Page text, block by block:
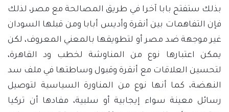
بذلك ستفتح بابا آخرا في طريق المصالحة مع مصر، لذلك
فإن التفاهمات بين أنقرة وأديس أبابا ومن قبلها السودان
غير موجهة ضد مصر أو لتطويقها بالمعني المعروف، لكن
يمكن اعتبارها نوع من المناوشة لخطب ود القاهرة،
لتحسين العلاقات مع أنقرة وقبول وساطتها في ملف سد
النهضة، كما أنها نوع من المناورة السياسية لتوصيل
رسائل معينة سواء إيجابية أو سلبية، مفادها أن تركيا